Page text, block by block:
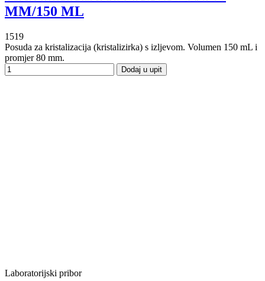
MM/150 ML
1519
Posuda za kristalizacija (kristalizirka) s izljevom. Volumen 150 mL i
promjer 80 mm.
Dodaj u upit
Laboratorijski pribor